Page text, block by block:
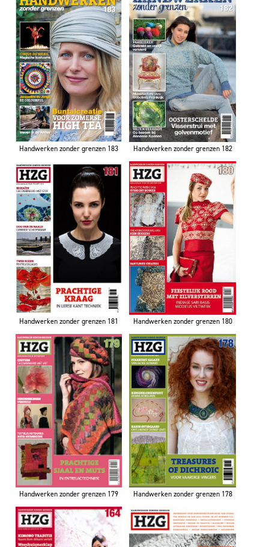
Handwerken zonder grenzen 183 Handwerken zonder grenzen 182
Handwerken zonder grenzen 181 Handwerken zonder grenzen 180
Handwerken zonder grenzen 179 Handwerken zonder grenzen 178